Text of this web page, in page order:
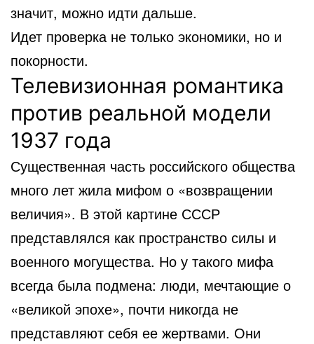
значит, можно идти дальше.
Идет проверка не только экономики, но и
покорности.
Телевизионная романтика
против реальной модели
1937 года
Существенная часть российского общества
много лет жила мифом о «возвращении
величия». В этой картине СССР
представлялся как пространство силы и
военного могущества. Но у такого мифа
всегда была подмена: люди, мечтающие о
«великой эпохе», почти никогда не
представляют себя ее жертвами. Они